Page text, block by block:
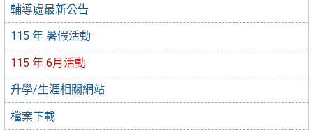
輔導處最新公告
115 年 暑假活動
115 年 6月活動
升學/生涯相關網站
檔案下載